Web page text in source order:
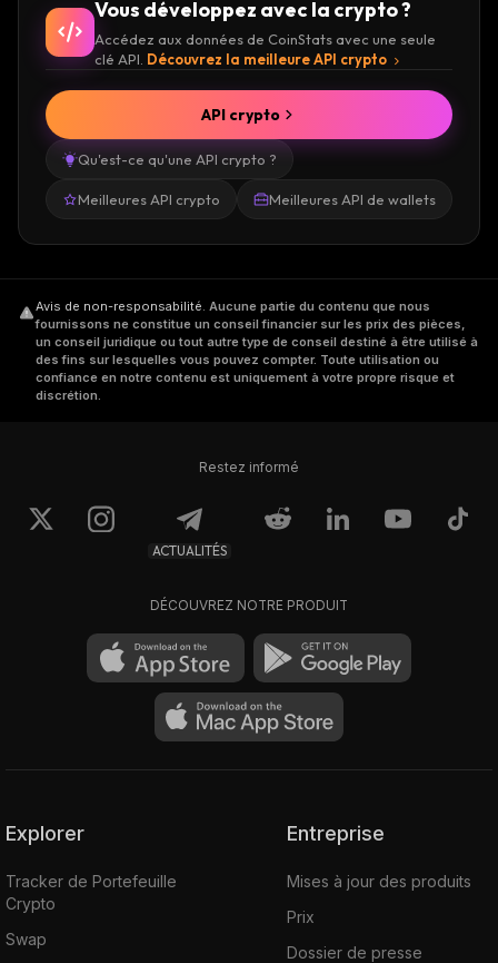
Vous développez avec la crypto ?
Accédez aux données de CoinStats avec une seule
clé API. Découvrez la meilleure API crypto
Qu'est-ce qu'une API crypto ?
Meilleures API crypto Meilleures API de wallets
API crypto
Avis de non-responsabilité. Aucune partie du contenu que nous
fournissons ne constitue un conseil financier sur les prix des pièces,
un conseil juridique ou tout autre type de conseil destiné à être utilisé à
des fins sur lesquelles vous pouvez compter. Toute utilisation ou
confiance en notre contenu est uniquement à votre propre risque et
discrétion.
Restez informé
ACTUALITÉS
DÉCOUVREZ NOTRE PRODUIT
Explorer
Tracker de Portefeuille
Crypto
Swap
Entreprise
Mises à jour des produits
Prix
Dossier de presse